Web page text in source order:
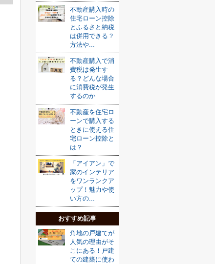
不動産購入時の
住宅ローン控除
とふるさと納税
は併用できる？
方法や...
不動産購入で消
費税は発生す
る？どんな場合
に消費税が発生
するのか
不動産を住宅ロ
ーンで購入する
ときに使える住
宅ローン控除と
は？
「アイアン」で
家のインテリア
をワンランクア
ップ！魅力や使
い方の...
おすすめ記事
角地の戸建てが
人気の理由がそ
こにある！戸建
ての建築に使わ